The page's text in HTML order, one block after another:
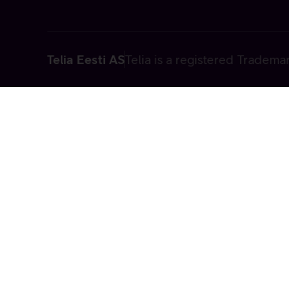
Telia Eesti ASTelia is a registered